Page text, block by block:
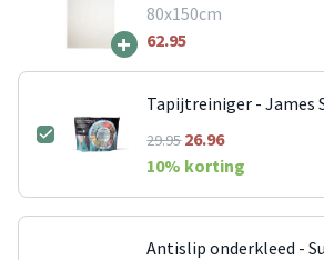
+
80x150cm
62.95
Tapijtreiniger - James
29.9526.96
10% korting
Antislip onderkleed -